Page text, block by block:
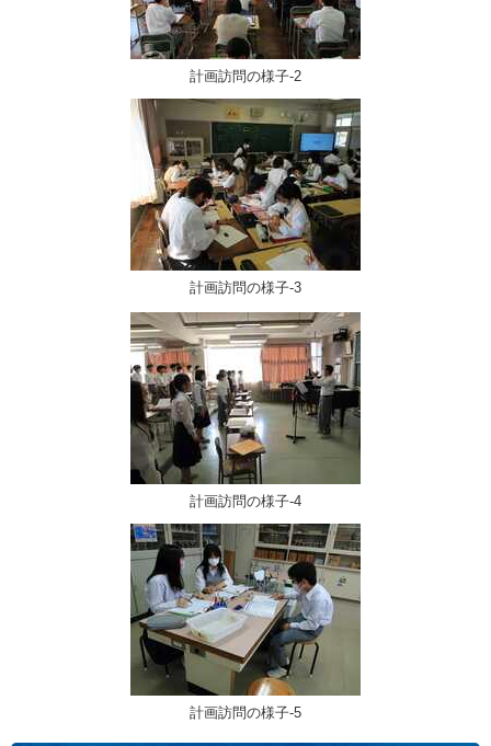
計画訪問の様子-2
計画訪問の様子-3
計画訪問の様子-4
計画訪問の様子-5